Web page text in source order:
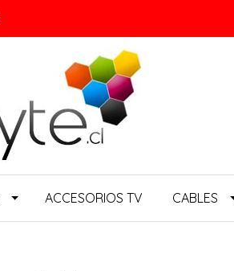
ACCESORIOS TV CABLES